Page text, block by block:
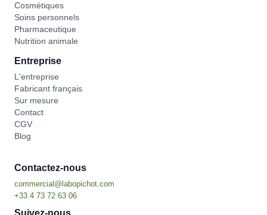
Cosmétiques
Soins personnels
Pharmaceutique
Nutrition animale
Entreprise
L'entreprise
Fabricant français
Sur mesure
Contact
CGV
Blog
Contactez-nous
Suivez-nous